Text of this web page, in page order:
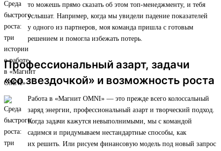
то можешь прямо сказать об этом топ-менеджменту, и тебя
услышат. Например, когда мы увидели падение показателей
у одного из партнеров, моя команда пришла с готовым
решением и помогла избежать потерь.
Профессиональный азарт, задачи
«со звездочкой» и возможность роста
Работа в «Магнит OMNI» — это прежде всего колоссальный
заряд энергии, профессиональный азарт и творческий подход.
Когда задачи кажутся невыполнимыми, мы с командой
садимся и придумываем нестандартные способы, как
их решить. Или рисуем финансовую модель под новый запрос